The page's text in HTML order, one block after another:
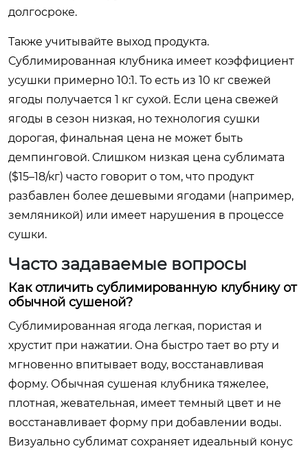
долгосроке.
Также учитывайте выход продукта.
Сублимированная клубника имеет коэффициент
усушки примерно 10:1. То есть из 10 кг свежей
ягоды получается 1 кг сухой. Если цена свежей
ягоды в сезон низкая, но технология сушки
дорогая, финальная цена не может быть
демпинговой. Слишком низкая цена сублимата
($15–18/кг) часто говорит о том, что продукт
разбавлен более дешевыми ягодами (например,
земляникой) или имеет нарушения в процессе
сушки.
Часто задаваемые вопросы
Как отличить сублимированную клубнику от
обычной сушеной?
Сублимированная ягода легкая, пористая и
хрустит при нажатии. Она быстро тает во рту и
мгновенно впитывает воду, восстанавливая
форму. Обычная сушеная клубника тяжелее,
плотная, жевательная, имеет темный цвет и не
восстанавливает форму при добавлении воды.
Визуально сублимат сохраняет идеальный конус